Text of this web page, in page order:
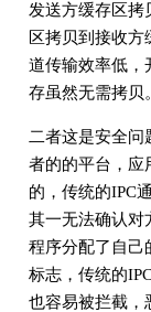
发送方缓存区拷
区拷贝到接收方
道传输效率低，
存虽然无需拷贝。
二者这是安全
者的的平台，应
的，传统的IPC
其一无法确认对
程序分配了自己
标志，传统的
也容易被拦截，